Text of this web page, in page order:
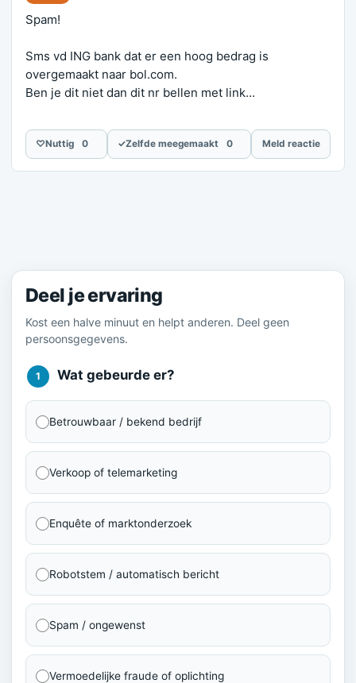
Spam!
Sms vd ING bank dat er een hoog bedrag is
overgemaakt naar bol.com.
Ben je dit niet dan dit nr bellen met link...
♡Nuttig 0 ✓Zelfde meegemaakt 0 Meld reactie
Deel je ervaring
Kost een halve minuut en helpt anderen. Deel geen
persoonsgegevens.
1 Wat gebeurde er?
Betrouwbaar / bekend bedrijf
Verkoop of telemarketing
Enquête of marktonderzoek
Robotstem / automatisch bericht
Spam / ongewenst
Vermoedelijke fraude of oplichting